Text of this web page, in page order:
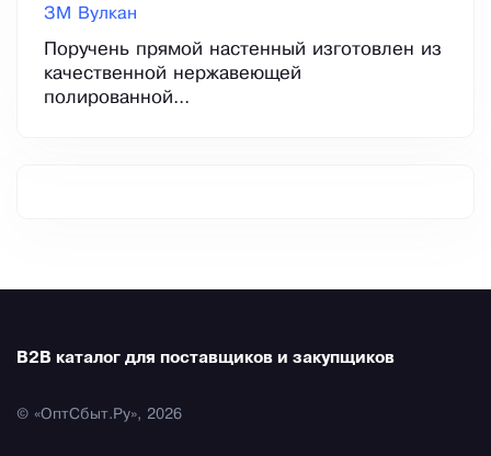
ЗМ Вулкан
Поручень прямой настенный изготовлен из
качественной нержавеющей
полированной...
B2B каталог для поставщиков и закупщиков
© «ОптСбыт.Ру», 2026